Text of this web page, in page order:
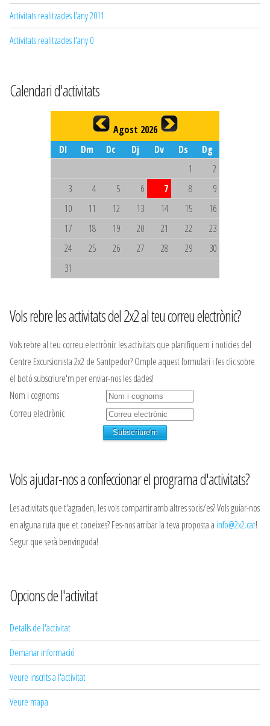
Activitats realitzades l'any 2011
Activitats realitzades l'any 0
Calendari d'activitats
Agost 2026
Dl
Dm Dc Dj Dv Ds
Dg
1
2
3
4 5 6 7 8
9
10
11 12 13 14 15
16
17
18 19 20 21 22
23
24
25 26 27 28 29
30
31
Vols rebre les activitats del 2x2 al teu correu electrònic?
Vols rebre al teu correu electrònic les activitats que planifiquem i noticies del
Centre Excursionista 2x2 de Santpedor? Omple aquest formulari i fes clic sobre
el botó subscriure'm per enviar-nos les dades!
Nom i cognoms
Correu electrònic
Vols ajudar-nos a confeccionar el programa d'activitats?
Les activitats que t'agraden, les vols compartir amb altres socis/es? Vols guiar-nos
en alguna ruta que et coneixes? Fes-nos arribar la teva proposta a info@2x2.cat!
Segur que serà benvinguda!
Opcions de l'activitat
Detalls de l'activitat
Demanar informació
Veure inscrits a l'activitat
Veure mapa